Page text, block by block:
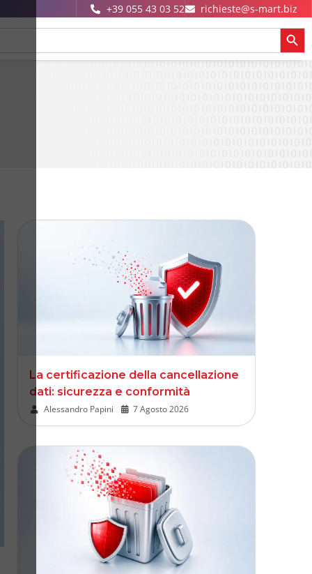
+39 055 43 03 52
richieste@s-mart.biz
SEARCH
La certificazione della cancellazione
dati: sicurezza e conformità
Alessandro Papini 7 Agosto 2026